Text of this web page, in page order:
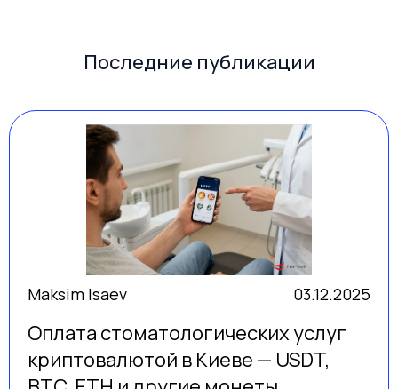
Последние публикации
Maksim Isaev 03.12.2025
Оплата стоматологических услуг
криптовалютой в Киеве — USDT,